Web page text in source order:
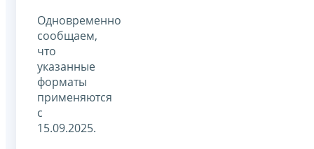
Одновременно
сообщаем,
что
указанные
форматы
применяются
с
15.09.2025.